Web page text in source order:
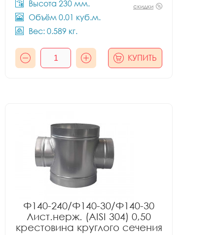
Высота 230 мм.
Объём 0.01 куб.м.
Вес: 0.589 кг.
скидки
КУПИТЬ
Ф140-240/Ф140-30/Ф140-30
Лист.нерж. (AISI 304) 0,50
крестовина круглого сечения